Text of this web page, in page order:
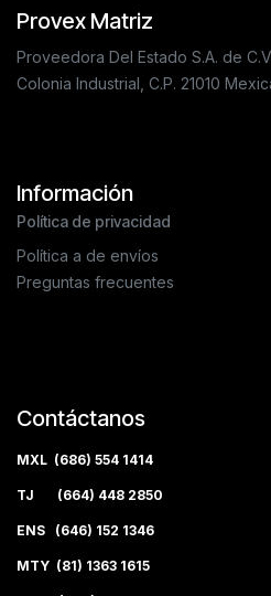
Provex Matriz
Proveedora Del Estado S.A. de
Colonia Industrial, C.P. 21010
Información
Política de privacidad
Política a de envíos
Preguntas frecuentes
Contáctanos
MXL (686) 554 1414
TJ (664) 448 2850
ENS (646) 152 1346
MTY (81) 1363 1615